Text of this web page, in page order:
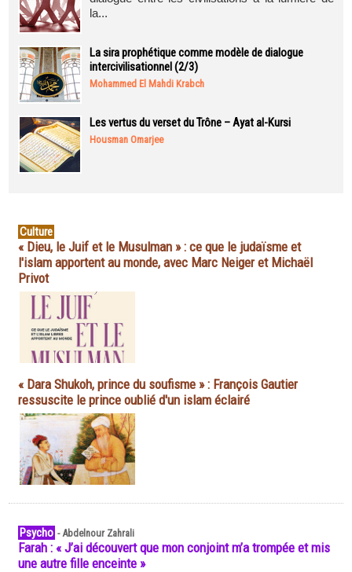
la...
La sira prophétique comme modèle de dialogue
intercivilisationnel (2/3)
Mohammed El Mahdi Krabch
Les vertus du verset du Trône – Ayat al-Kursi
Housman Omarjee
Culture
« Dieu, le Juif et le Musulman » : ce que le judaïsme et
l'islam apportent au monde, avec Marc Neiger et Michaël
Privot
« Dara Shukoh, prince du soufisme » : François Gautier
ressuscite le prince oublié d'un islam éclairé
Psycho -Abdelnour Zahrali
Farah : « J’ai découvert que mon conjoint m’a trompée et mis
une autre fille enceinte »